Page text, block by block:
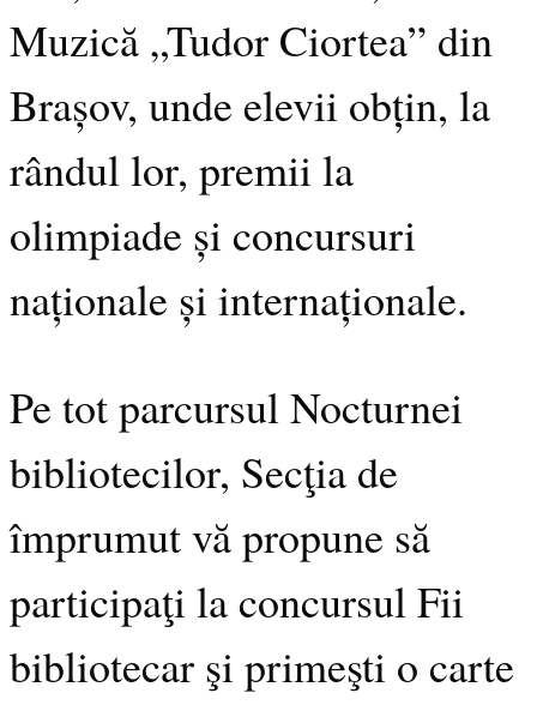
Muzică „Tudor Ciortea” din
Brașov, unde elevii obțin, la
rândul lor, premii la
olimpiade și concursuri
naționale și internaționale.
Pe tot parcursul Nocturnei
bibliotecilor, Secţia de
împrumut vă propune să
participaţi la concursul Fii
bibliotecar şi primeşti o carte